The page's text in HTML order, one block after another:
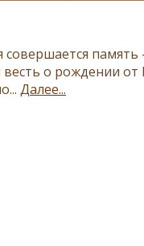
память
о рождении от
Далее...